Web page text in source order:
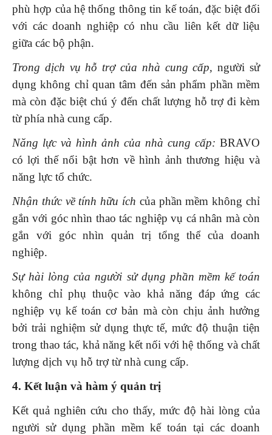
phù hợp của hệ thống thông tin kế toán, đặc biệt đối
với các doanh nghiệp có nhu cầu liên kết dữ liệu
giữa các bộ phận.
Trong dịch vụ hỗ trợ của nhà cung cấp, người sử
dụng không chỉ quan tâm đến sản phẩm phần mềm
mà còn đặc biệt chú ý đến chất lượng hỗ trợ đi kèm
từ phía nhà cung cấp.
Năng lực và hình ảnh của nhà cung cấp: BRAVO
có lợi thế nổi bật hơn về hình ảnh thương hiệu và
năng lực tổ chức.
Nhận thức về tính hữu ích của phần mềm không chỉ
gắn với góc nhìn thao tác nghiệp vụ cá nhân mà còn
gắn với góc nhìn quản trị tổng thể của doanh
nghiệp.
Sự hài lòng của người sử dụng phần mềm kế toán
không chỉ phụ thuộc vào khả năng đáp ứng các
nghiệp vụ kế toán cơ bản mà còn chịu ảnh hưởng
bởi trải nghiệm sử dụng thực tế, mức độ thuận tiện
trong thao tác, khả năng kết nối với hệ thống và chất
lượng dịch vụ hỗ trợ từ nhà cung cấp.
4. Kết luận và hàm ý quản trị
Kết quả nghiên cứu cho thấy, mức độ hài lòng của
người sử dụng phần mềm kế toán tại các doanh